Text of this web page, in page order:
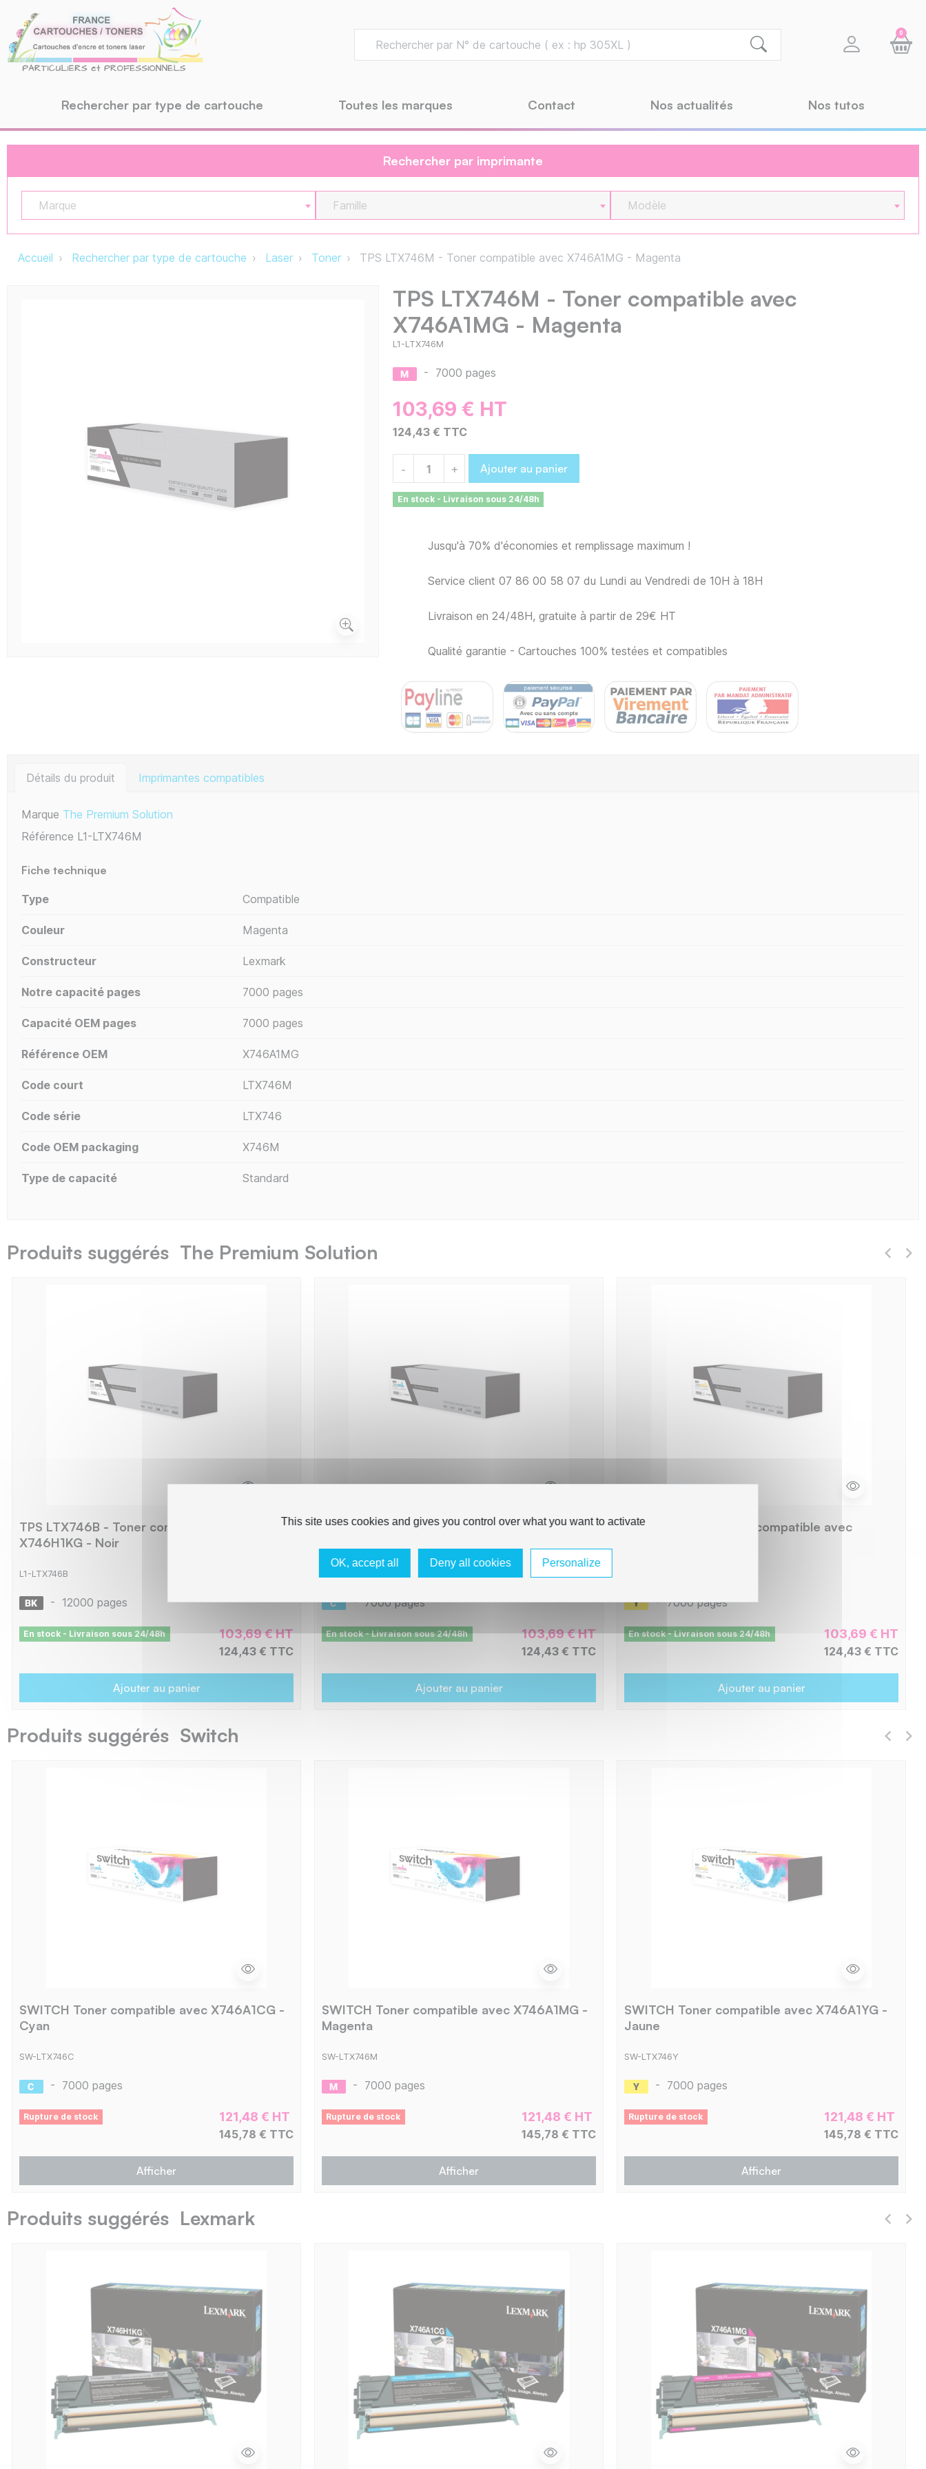
0
Rechercher par type de cartouche Toutes les marques Contact Nos actualités Nos tutos
Rechercher par imprimante
Marque Famille Modèle
Accueil Rechercher par type de cartouche Laser Toner TPS LTX746M - Toner compatible avec X746A1MG - Magenta
TPS LTX746M - Toner compatible avec
X746A1MG - Magenta
L1-LTX746M
- 7000 pages
103,69 € HT
124,43 € TTC
- + Ajouter au panier
En stock - Livraison sous 24/48h
Jusqu'à 70% d'économies et remplissage maximum !
Service client 07 86 00 58 07 du Lundi au Vendredi de 10H à 18H
Livraison en 24/48H, gratuite à partir de 29€ HT
Qualité garantie - Cartouches 100% testées et compatibles
Détails du produit Imprimantes compatibles
Marque The Premium Solution
Référence L1-LTX746M
Fiche technique
Type Compatible
Couleur Magenta
Constructeur Lexmark
Notre capacité pages 7000 pages
Capacité OEM pages 7000 pages
Référence OEM X746A1MG
Code court LTX746M
Code série LTX746
Code OEM packaging X746M
Type de capacité Standard
Produits suggérés The Premium Solution
TPS LTX746B - Toner compatible avec
X746H1KG - Noir
L1-LTX746B
- 12000 pages
En stock - Livraison sous 24/48h 103,69 € HT
124,43 € TTC
Ajouter au panier
TPS LTX746C - Toner compatible avec
-7000 pages
En stock - Livraison sous 24/48h 103,69 € HT
124,43 € TTC
Ajouter au panier
TPS LTX746Y - Toner compatible avec
-7000 pages
En stock - Livraison sous 24/48h 103,69 € HT
124,43 € TTC
Ajouter au panier
Produits suggérés Switch
SWITCH Toner compatible avec X746A1CG -
Cyan
SW-LTX746C
- 7000 pages
Rupture de stock 121,48 € HT
145,78 € TTC
Afficher
SWITCH Toner compatible avec X746A1MG -
Magenta
SW-LTX746M
- 7000 pages
Rupture de stock 121,48 € HT
145,78 € TTC
Afficher
SWITCH Toner compatible avec X746A1YG -
Jaune
SW-LTX746Y
- 7000 pages
Rupture de stock 121,48 € HT
145,78 € TTC
Afficher
Produits suggérés Lexmark
This site uses cookies and gives you control over what you want to activate
OK, accept all Deny all cookies Personalize